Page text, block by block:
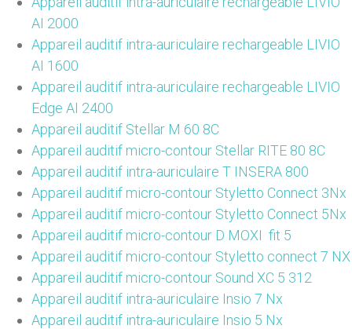
AI 2000
Appareil auditif intra-auriculaire rechargeable LIVIO
AI 1600
Appareil auditif intra-auriculaire rechargeable LIVIO
Edge AI 2400
Appareil auditif Stellar M 60 8C
Appareil auditif micro-contour Stellar RITE 80 8C
Appareil auditif intra-auriculaire T INSERA 800
Appareil auditif micro-contour Styletto Connect 3Nx
Appareil auditif micro-contour Styletto Connect 5Nx
Appareil auditif micro-contour D MOXI fit 5
Appareil auditif micro-contour Styletto connect 7 NX
Appareil auditif micro-contour Sound XC 5 312
Appareil auditif intra-auriculaire Insio 7 Nx
Appareil auditif intra-auriculaire Insio 5 Nx